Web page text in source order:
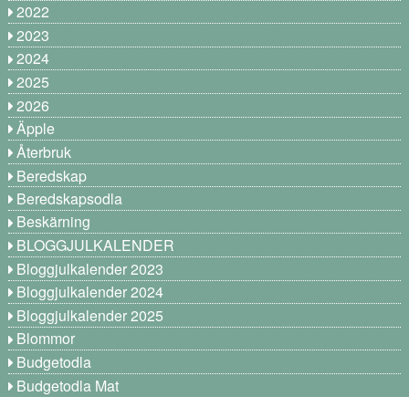
2022
2023
2024
2025
2026
Äpple
Återbruk
Beredskap
Beredskapsodla
Beskärning
BLOGGJULKALENDER
Bloggjulkalender 2023
Bloggjulkalender 2024
Bloggjulkalender 2025
Blommor
Budgetodla
Budgetodla Mat